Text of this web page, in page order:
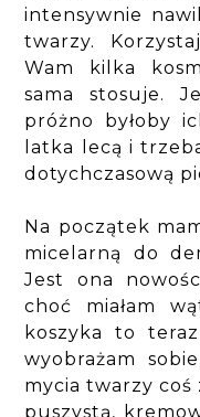
intensywnie
twarzy.
Wam kilka
sama stosuje.
próżno byłoby
latka lecą i
dotychczasową
Na początek
micelarną do
Jest ona
choć miałam
koszyka to
wyobrażam
mycia twarzy coś
puszystą,